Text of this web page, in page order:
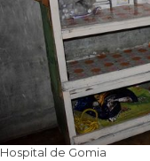
Hospital de Gomia